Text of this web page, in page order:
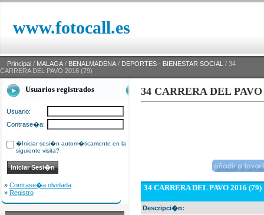
www.fotocall.es
Principal / MALAGA / BENALMADENA / DEPORTES - BIENESTAR SOCIAL / 34
CARRERA DEL PAVO 2016 (79)
Usuarios registrados
Usuario:
Contrase�a:
�Iniciar sesi�n autom�ticamente en la
siguiente visita?
» Contrase�a olvidada
» Registro
34 CARRERA DEL PAVO
34 CARRERA DEL PAVO 2016 (79)
Descripci�n: